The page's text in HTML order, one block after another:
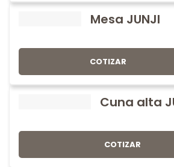
Mesa JUNJI
COTIZAR
Cuna alta
COTIZAR